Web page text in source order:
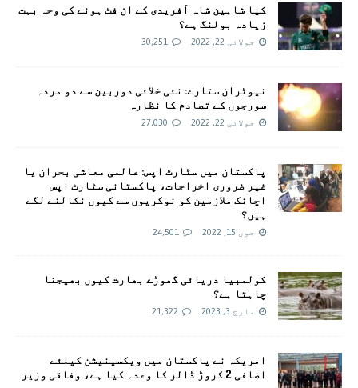
کیا شاہین شاہ آفریدی کے ان فٹ ہونے کی وجہ بہت
زیادہ بولنگ ہے؟
جولائی 22, 2022 30,251
نیوٹران ستارے: نئی خلائی دوربین سے دو مردہ
سورجوں کے تصادم کا نظارہ
جولائی 22, 2022 27,030
پاکستان میں سٹارٹ اپس: عالمی معاشی بحران یا
غیر ضروری اخراجات، پاکستانی سٹارٹ اپس
اچانک ملازمین کو نوکریوں سے کیوں نکالنے لگے
ہیں؟
جون 15, 2022 24,501
کولمبیا دریائی گھوڑے بھارت کیوں بھیجنا
چاہتا ہے؟
مارچ 3, 2023 21,322
امريکہ نے پاکستان میں ویکسینیشن کیلئے
اضافی 2 کروڑ ڈالر کا وعدہ کیا ہے، وفاقی وزیر